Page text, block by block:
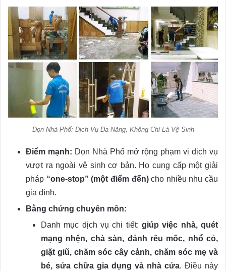
Dọn Nhà Phố: Dịch Vụ Đa Năng, Không Chỉ Là Vệ Sinh
Điểm mạnh: Dọn Nhà Phố mở rộng phạm vi dịch vụ
vượt ra ngoài vệ sinh cơ bản. Họ cung cấp một giải
pháp “one-stop” (một điểm đến)cho nhiều nhu cầu
gia đình.
Bằng chứng chuyên môn:
Danh mục dịch vụ chi tiết: giúp việc nhà, quét
mạng nhện, chà sàn, đánh rêu mốc, nhổ cỏ,
giặt giũ, chăm sóc cây cảnh, chăm sóc mẹ và
bé, sửa chữa gia dụng và nhà cửa. Điều này